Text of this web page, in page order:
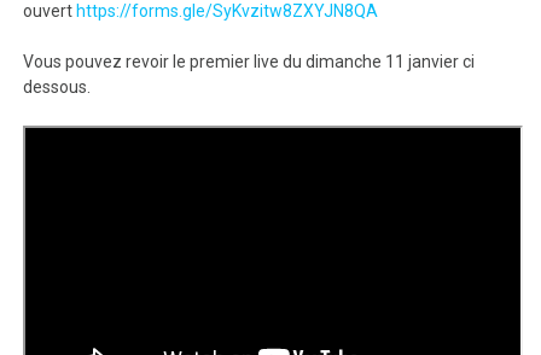
ouvert https://forms.gle/SyKvzitw8ZXYJN8QA
Vous pouvez revoir le premier live du dimanche 11 janvier ci
dessous.